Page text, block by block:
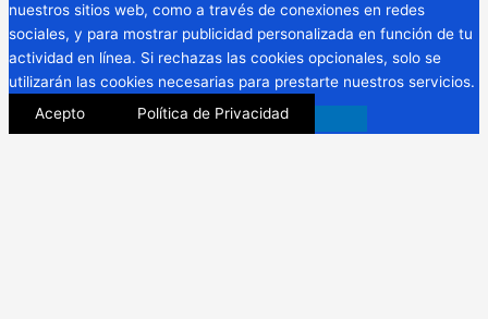
nuestros sitios web, como a través de conexiones en redes
sociales, y para mostrar publicidad personalizada en función de tu
actividad en línea. Si rechazas las cookies opcionales, solo se
utilizarán las cookies necesarias para prestarte nuestros servicios.
Acepto
Política de Privacidad